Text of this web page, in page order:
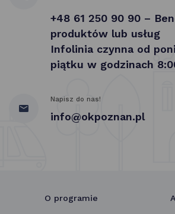
+48 61 250 90 90 –
produktów lub usług
Infolinia czynna od
piątku w godzinach
Napisz do nas!
info@okpoznan.pl
O programie